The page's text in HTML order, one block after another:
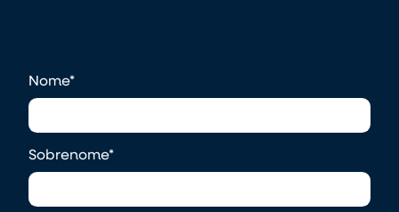
Nome*
Sobrenome*